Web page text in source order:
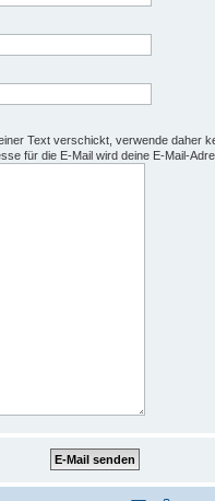
Text verschickt, verwende daher
für die E-Mail wird deine E-Mail-